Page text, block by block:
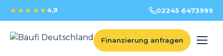
★★★★★ 4,9 02245 6473999
Finanzierung anfragen